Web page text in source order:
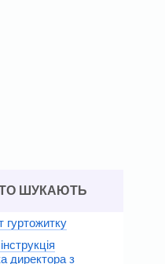
ШУКАЮТЬ
гуртожитку
директора з